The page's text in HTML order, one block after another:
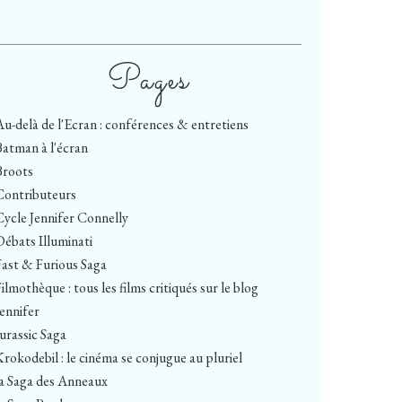
Pages
delà de l'Ecran : conférences & entretiens
à l'écran
Jennifer Connelly
Illuminati
& Furious Saga
: tous les films critiqués sur le blog
Saga
: le cinéma se conjugue au pluriel
Saga des Anneaux